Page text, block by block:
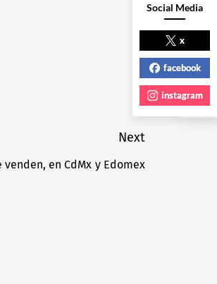
Next
Next
en CdMx y Edomex
NEXT POST
Social Media
x
facebook
instagram